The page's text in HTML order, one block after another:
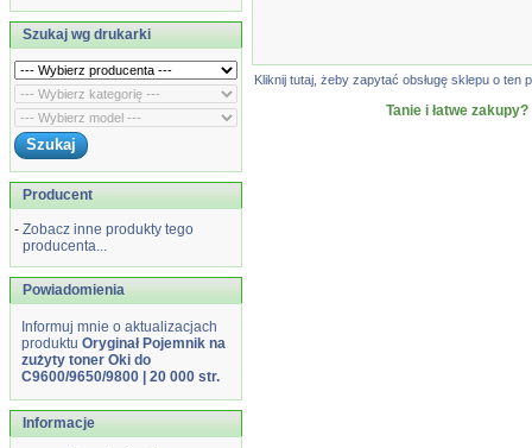
Szukaj wg drukarki
Producent
- Zobacz inne produkty tego
producenta...
Powiadomienia
Informuj mnie o aktualizacjach
produktu Oryginał Pojemnik na
zużyty toner Oki do
C9600/9650/9800 | 20 000 str.
Informacje
Kliknij tutaj, żeby zapytać obsługę sklepu o
Tanie i łatwe